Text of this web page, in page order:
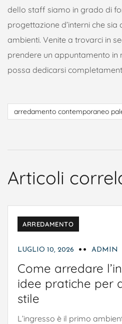
dello staff siamo in grado di
progettazione d’interni che
ambienti. Venite a trovarci in
prendere un appuntamento
possa dedicarsi
arredamento contemporaneo
Articoli
ARREDAMENTO
LUGLIO 10, 2026 ADMIN
Come arredare
idee pratiche per
stile
L’ingresso è il primo